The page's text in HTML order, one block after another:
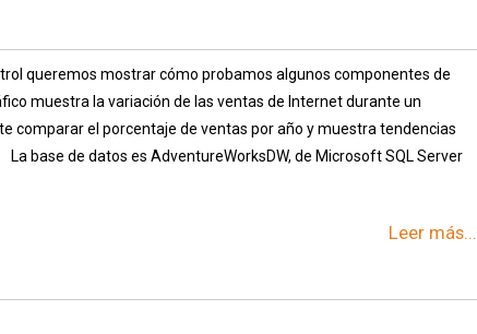
queremos mostrar cómo probamos algunos componentes de
muestra la variación de las ventas de Internet durante un
comparar el porcentaje de ventas por año y muestra tendencias
base de datos es AdventureWorksDW, de Microsoft SQL Server
Leer más...